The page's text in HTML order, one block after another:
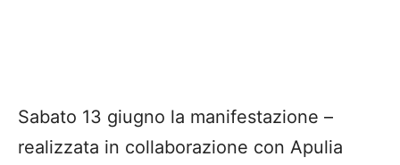
Sabato 13 giugno la manifestazione –
realizzata in collaborazione con Apulia